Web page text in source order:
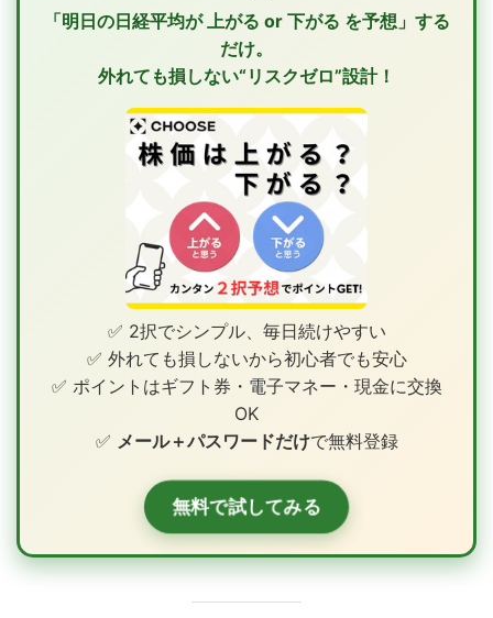
「明日の日経平均が上がる or 下がる を予想」する
だけ。
外れても損しない“リスクゼロ”設計！
✅ 2択でシンプル、毎日続けやすい
✅ 外れても損しないから初心者でも安心
✅ ポイントはギフト券・電子マネー・現金に交換
OK
✅ メール＋パスワードだけで無料登録
無料で試してみる